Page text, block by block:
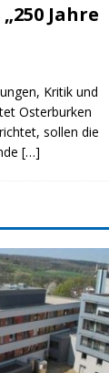
Jahre
Kritik und
Osterburken
sollen die
[…]